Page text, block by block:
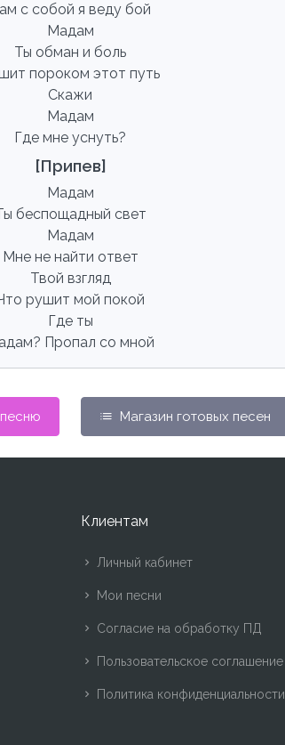
с собой я веду бой
Мадам
Ты обман и боль
пороком этот путь
Скажи
Мадам
Где мне уснуть?
[Припев]
Мадам
беспощадный свет
Мадам
Мне не найти ответ
Твой взгляд
рушит мой покой
Где ты
Пропал со мной
Магазин готовых песен
Клиентам
Личный кабинет
Мои песни
Согласие на обработку ПД
Пользовательское соглашение
Политика конфиденциальности